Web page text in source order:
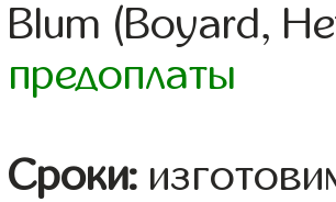
Blum (Boyard,
предоплаты
Сроки: